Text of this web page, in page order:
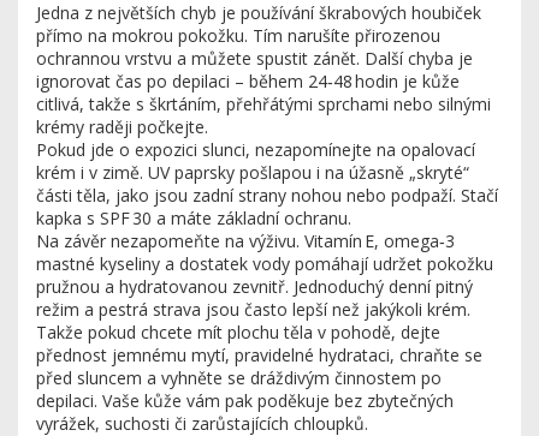
Jedna z největších chyb je používání škrabových houbiček
přímo na mokrou pokožku. Tím narušíte přirozenou
ochrannou vrstvu a můžete spustit zánět. Další chyba je
ignorovat čas po depilaci – během 24‑48 hodin je kůže
citlivá, takže s škrtáním, přehřátými sprchami nebo silnými
krémy raději počkejte.
Pokud jde o expozici slunci, nezapomínejte na opalovací
krém i v zimě. UV paprsky pošlapou i na úžasně „skryté“
části těla, jako jsou zadní strany nohou nebo podpaží. Stačí
kapka s SPF 30 a máte základní ochranu.
Na závěr nezapomeňte na výživu. Vitamín E, omega‑3
mastné kyseliny a dostatek vody pomáhají udržet pokožku
pružnou a hydratovanou zevnitř. Jednoduchý denní pitný
režim a pestrá strava jsou často lepší než jakýkoli krém.
Takže pokud chcete mít plochu těla v pohodě, dejte
přednost jemnému mytí, pravidelné hydrataci, chraňte se
před sluncem a vyhněte se dráždivým činnostem po
depilaci. Vaše kůže vám pak poděkuje bez zbytečných
vyrážek, suchosti či zarůstajících chloupků.